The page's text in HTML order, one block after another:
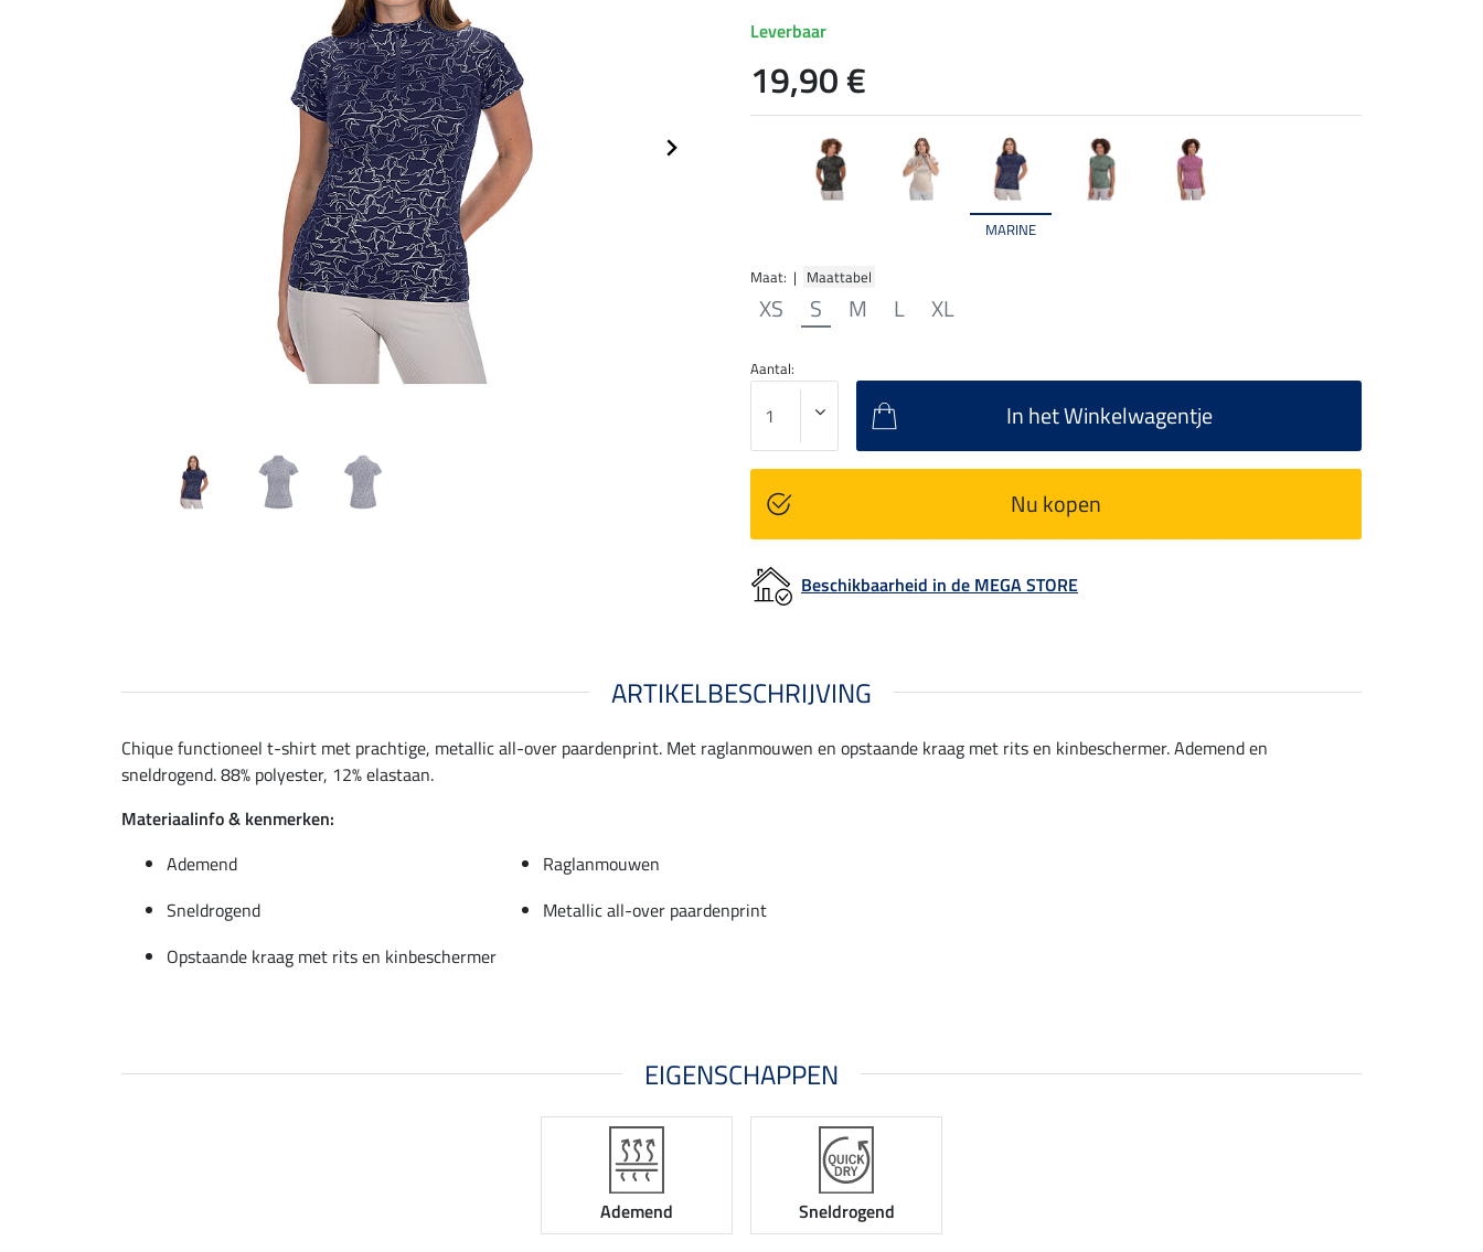
MARINE
Maat: | Maattabel
XS S M L XL
Leverbaar
19,90 €
Aantal:
In het Winkelwagentje
Nu kopen
Beschikbaarheid in de MEGA STORE
ARTIKELBESCHRIJVING
Chique functioneel t-shirt met prachtige, metallic all-over paardenprint. Met raglanmouwen en opstaande kraag met rits en kinbeschermer. Ademend en
sneldrogend. 88% polyester, 12% elastaan.
Materiaalinfo & kenmerken:
Ademend
Raglanmouwen
Sneldrogend
Metallic all-over paardenprint
Opstaande kraag met rits en kinbeschermer
EIGENSCHAPPEN
Ademend Sneldrogend